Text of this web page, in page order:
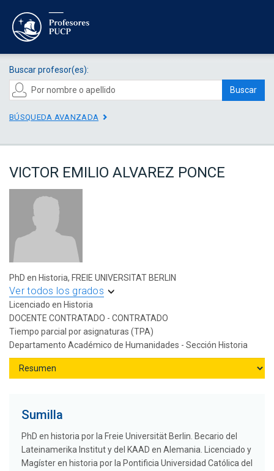
Buscar profesor(es):
Buscar
BÚSQUEDA AVANZADA
VICTOR EMILIO ALVAREZ PONCE
PhD en Historia, FREIE UNIVERSITAT BERLIN
Ver todos los grados
Licenciado en Historia
DOCENTE CONTRATADO - CONTRATADO
Tiempo parcial por asignaturas (TPA)
Departamento Académico de Humanidades - Sección Historia
Sumilla
PhD en historia por la Freie Universität Berlin. Becario del
Lateinamerika Institut y del KAAD en Alemania. Licenciado y
Magíster en historia por la Pontificia Universidad Católica del